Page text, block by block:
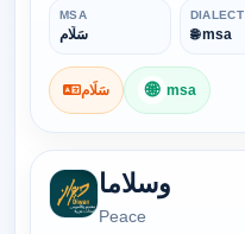
MSA
سَلَام
DIALECT
🌐 msa
سَلَام 🌐 msa
وسلاما
Peace